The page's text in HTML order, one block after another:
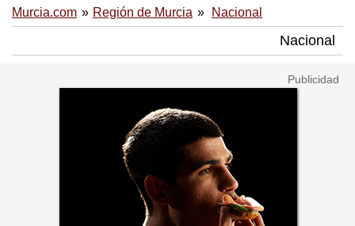
Murcia.com Región de Murcia Nacional
Nacional